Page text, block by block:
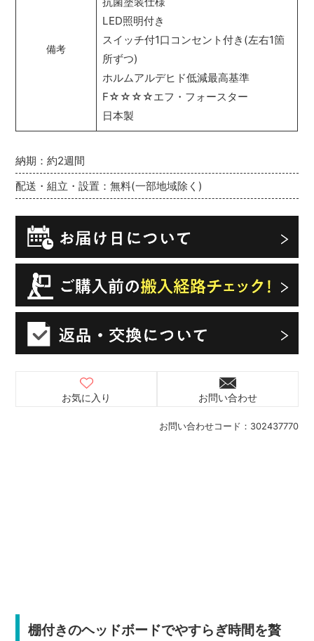
お問い合わせコード： 302437770
納期：約2週間
配送・組立・設置：無料(一部地域除く)
お気に入り お問い合わせ
棚付きのヘッドボードでやすらぎ時間を贅
備考
LED照明付き
スイッチ付1口コンセント付き(左右1箇
所ずつ)
ホルムアルデヒド低減最高基準
F☆☆☆☆エフ・フォースター
日本製